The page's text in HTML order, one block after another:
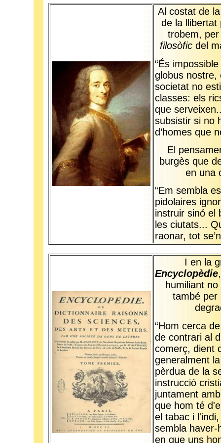
Al costat de
de la llibertat
trobem,
filosòfic del
“És
globus nostre,
societat no
classes: els
que
subsistir si no
d’homes que
El
burgès que
en una
“Em sembla
pidolaires
instruir sinó el
les ciutats...
raonar, tot
I en la
Encyclopèdie
humiliant
també per
“Hom cerca
de contrari al
comerç, dient
generalment
pèrdua de la
instrucció
juntament
que hom té
el tabac i
sembla haver-
en que uns